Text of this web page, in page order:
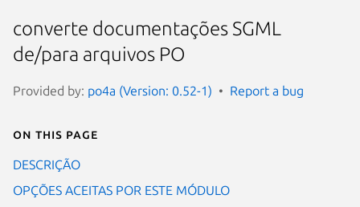
converte documentações SGML
de/para arquivos PO
Provided by: po4a (Version: 0.52-1) Report a bug
On this page
DESCRIÇÃO
OPÇÕES ACEITAS POR ESTE MÓDULO